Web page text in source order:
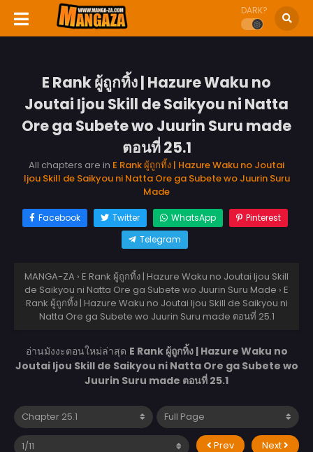
DARK?
E Rank ผู้ถูกทิ้ง | Hazure Waku no
Joutai Ijou Skill de Saikyou ni Natta
Ore ga Subete wo Juurin Suru made
ตอนที่ 25.1
All chapters are in E Rank ผู้ถูกทิ้ง | Hazure Waku no Joutai
Ijou Skill de Saikyou ni Natta Ore ga Subete wo Juurin Suru
Made
Facebook Twitter WhatsApp
Pinterest
Telegram
MANGA-ZA › E Rank ผู้ถูกทิ้ง | Hazure Waku no Joutai Ijou Skill
de Saikyou ni Natta Ore ga Subete wo Juurin Suru Made › E
Rank ผู้ถูกทิ้ง | Hazure Waku no Joutai Ijou Skill de Saikyou ni
Natta Ore ga Subete wo Juurin Suru made ตอนที่ 25.1
อ่านมังงะตอนใหม่ล่าสุด E Rank ผู้ถูกทิ้ง | Hazure Waku no
Joutai Ijou Skill de Saikyou ni Natta Ore ga Subete wo
Juurin Suru made ตอนที่ 25.1
Prev Next